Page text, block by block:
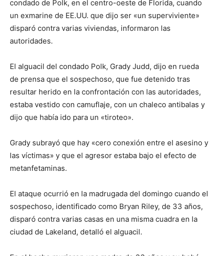
condado de Polk, en el centro-oeste de Florida, cuando
un exmarine de EE.UU. que dijo ser «un superviviente»
disparó contra varias viviendas, informaron las
autoridades.
El alguacil del condado Polk, Grady Judd, dijo en rueda
de prensa que el sospechoso, que fue detenido tras
resultar herido en la confrontación con las autoridades,
estaba vestido con camuflaje, con un chaleco antibalas y
dijo que había ido para un «tiroteo».
Grady subrayó que hay «cero conexión entre el asesino y
las víctimas» y que el agresor estaba bajo el efecto de
metanfetaminas.
El ataque ocurrió en la madrugada del domingo cuando el
sospechoso, identificado como Bryan Riley, de 33 años,
disparó contra varias casas en una misma cuadra en la
ciudad de Lakeland, detalló el alguacil.